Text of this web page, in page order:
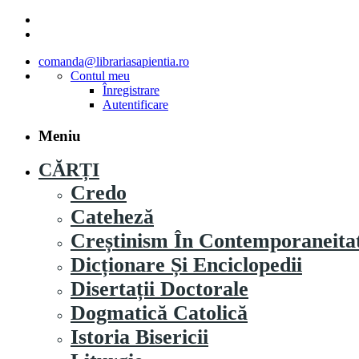
comanda@librariasapientia.ro
Contul meu
Înregistrare
Autentificare
Meniu
CĂRȚI
Credo
Cateheză
Creștinism În
Dicționare Și Enciclopedii
Disertații Doctorale
Dogmatică Catolică
Istoria Bisericii